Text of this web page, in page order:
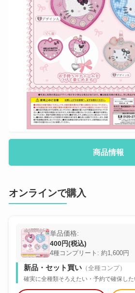
商品情報
オンラインで購入
単品価格:
400円(税込)
4種コンプリート: 約1,600円
新品・セット買い（全種コンプ）
確実に全種類そろえたい・予約で確保し